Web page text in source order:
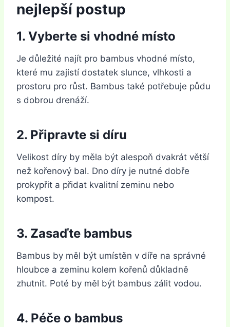
nejlepší postup
1. Vyberte si vhodné místo
Je důležité najít pro bambus vhodné místo,
které mu zajistí dostatek slunce, vlhkosti a
prostoru pro růst. Bambus také potřebuje půdu
s dobrou drenáží.
2. Připravte si díru
Velikost díry by měla být alespoň dvakrát větší
než kořenový bal. Dno díry je nutné dobře
prokypřit a přidat kvalitní zeminu nebo
kompost.
3. Zasaďte bambus
Bambus by měl být umístěn v díře na správné
hloubce a zeminu kolem kořenů důkladně
zhutnit. Poté by měl být bambus zálit vodou.
4. Péče o bambus